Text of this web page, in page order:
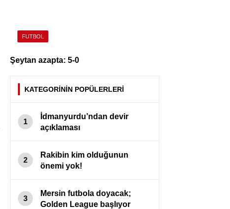
FUTBOL
Şeytan azapta: 5-0
KATEGORİNİN POPÜLERLERİ
1
İdmanyurdu’ndan devir
açıklaması
2
Rakibin kim olduğunun
önemi yok!
3
Mersin futbola doyacak;
Golden League başlıyor